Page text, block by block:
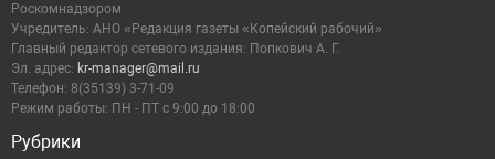
Рубрики
Роскомнадзором
Учредитель: АНО «Редакция газеты «Копейский рабочий»
Главный редактор сетевого издания: Попкович А. Г.
Эл. адрес: kr-manager@mail.ru
Телефон: 8(35139) 3-71-09
Режим работы: ПН - ПТ с 9:00 до 18:00